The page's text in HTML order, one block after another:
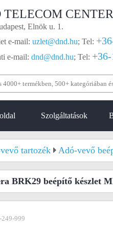
TELECOM
Elnök u. 1.
e-mail: uzlet@dnd.hu; Tel:
e-mail: dnd@dnd.hu; Tel:
Szolgáltatások
tartozék Adó-vevő
BRK29 beépítő készlet
249-999